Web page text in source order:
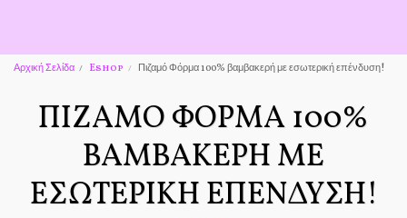
Αρχική Σελίδα Eshop Πιζαμό Φόρμα 100% βαμβακερή με εσωτερική επένδυση!
ΠΙΖΑΜΌ ΦΌΡΜΑ 100%
ΒΑΜΒΑΚΕΡΉ ΜΕ
ΕΣΩΤΕΡΙΚΉ ΕΠΈΝΔΥΣΗ!